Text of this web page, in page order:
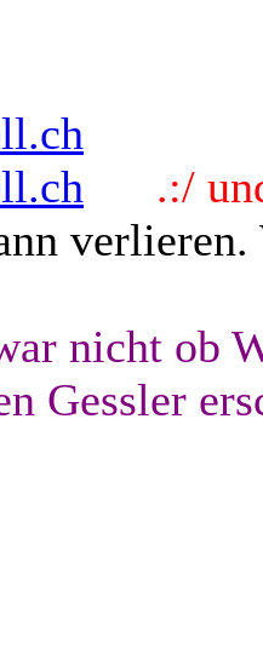
.:/
nicht ob
Gessler